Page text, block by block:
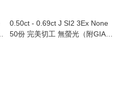
0.50ct - 0.69ct J SI2 3Ex None
50份 完美切工 無螢光（附GIA證